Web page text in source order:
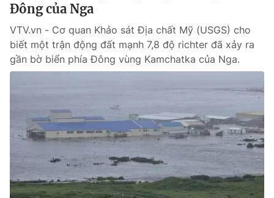
Đông của Nga
VTV.vn - Cơ quan Khảo sát Địa chất Mỹ (USGS) cho
biết một trận động đất mạnh 7,8 độ richter đã xảy ra
gần bờ biển phía Đông vùng Kamchatka của Nga.